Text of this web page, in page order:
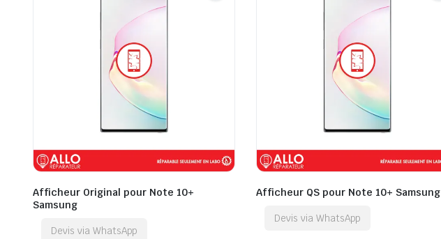
Afficheur Original pour Note 10+
Samsung
Devis via WhatsApp
Afficheur QS pour Note 10+ Samsung
Devis via WhatsApp